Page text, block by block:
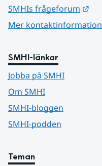
SMHIs frågeforum
Mer kontaktinformation
SMHI-länkar
Jobba på SMHI
Om SMHI
SMHI-bloggen
SMHI-podden
Teman